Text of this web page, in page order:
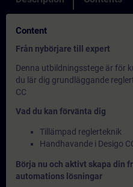
Content
Från nybörjare till expert
Denna utbildningsstege är för
du lär dig grundläggande
CC
Vad du kan förvänta dig
Tillämpad reglerteknik
Handhavande i Desigo
Börja nu och aktivt skapa din
automations lösningar